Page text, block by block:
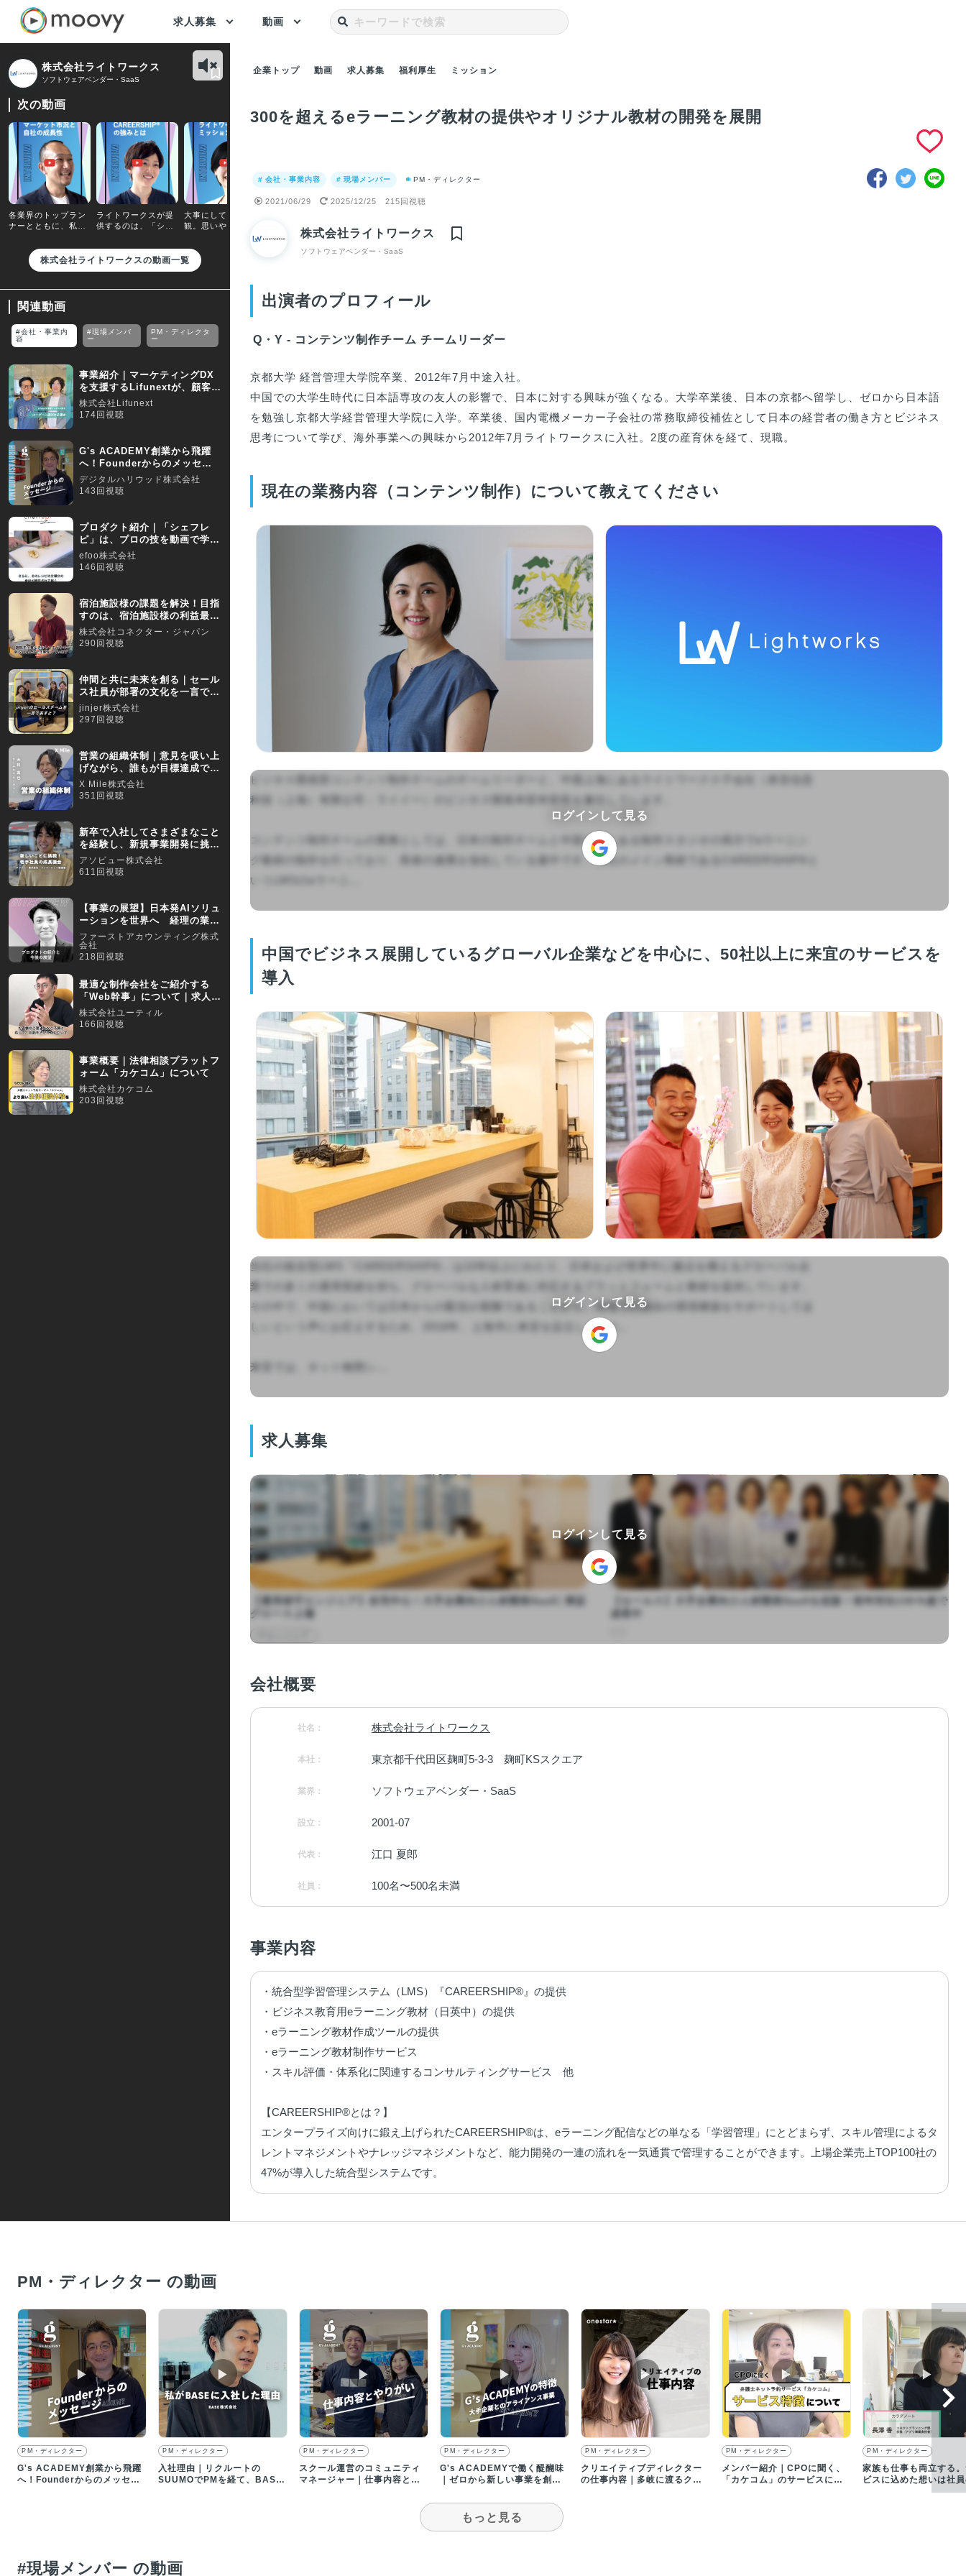
求人募集 動画
株式会社ライトワークス
ソフトウェアベンダー・SaaS
次の動画
各業界のトップラン
ナーとともに、私た
イノベーションを起
こします
ライトワークスが提
供するのは、「シス
サービス」です
大事にしている価値
観。思いやりを持っ
て接する、失敗をオ
ープンに共有する
ステム責任者が語る
「システム開発にお
けるスタンス」と
は？
は、日本を代表する
企業とのリレーショ
ン
大限活用して効果を
実感いただけるよう
株式会社ライトワークスの動画一覧
関連動画
#会社・事業内
容
#現場メンバ
ー
PM・ディレクタ
ー
事業紹介｜マーケティングDX
を支援するLifunextが、顧客か
ら選ばれる理由
株式会社Lifunext
174回視聴
G's ACADEMY創業から飛躍
へ！Founderからのメッセー
ジ！
デジタルハリウッド株式会社
143回視聴
プロダクト紹介｜「シェフレ
ピ」は、プロの技を動画で学べ
るミールキットサービス
efoo株式会社
146回視聴
宿泊施設様の課題を解決！目指
すのは、宿泊施設様の利益最大
化／【採用動画】
株式会社コネクター・ジャパン
290回視聴
仲間と共に未来を創る｜セール
ス社員が部署の文化を一言で表
す！
jinjer株式会社
297回視聴
営業の組織体制｜意見を吸い上
げながら、誰もが目標達成でき
る組織作りを目指す
X Mile株式会社
351回視聴
新卒で入社してさまざまなこと
を経験し、新規事業開発に挑
戦！
アソビュー株式会社
611回視聴
【事業の展望】日本発AIソリュ
ーションを世界へ 経理の業務
課題を解決していく
ファーストアカウンティング株式
会社
218回視聴
最適な制作会社をご紹介する
「Web幹事」について｜求人動
画インタビュー
株式会社ユーティル
166回視聴
事業概要｜法律相談プラットフ
ォーム「カケコム」について
株式会社カケコム
203回視聴
企業トップ 動画 求人募集 福利厚生 ミッション
300を超えるeラーニング教材の提供やオリジナル教材の開発を展開
# 会社・事業内容 # 現場メンバー PM・ディレクター
2021/06/29 2025/12/25 215回視聴
株式会社ライトワークス
ソフトウェアベンダー・SaaS
出演者のプロフィール
Q・Y - コンテンツ制作チーム チームリーダー
京都大学 経営管理大学院卒業、2012年7月中途入社。
中国での大学生時代に日本語専攻の友人の影響で、日本に対する興味が強くなる。大学卒業後、日本の京都へ留学し、ゼロから日本語
を勉強し京都大学経営管理大学院に入学。卒業後、国内電機メーカー子会社の常務取締役補佐として日本の経営者の働き方とビジネス
思考について学び、海外事業への興味から2012年7月ライトワークスに入社。2度の産育休を経て、現職。
現在の業務内容（コンテンツ制作）について教えてください
ビジネス開発部コンテンツ制作チームのチームリーダーと、中国上海にあるライトワークス子会社（来宜信息
科技（上海）有限公司；ライイー）のビジネス開発本部本部長を兼任しています。
コンテンツ制作チームの業務としては、日本の制作チームと中国大連にある制作スタジオの両方でeラーニン
グ教材の制作を行っており、両者の連携を強化している最中です。当社のメイン商材であるCAREERSHIP®と
いうLMSのeラーニ...
ログインして見る
中国でビジネス展開しているグローバル企業などを中心に、50社以上に来宜のサービスを
導入
当社の統合型LMS「CAREERSHIP®」は10年以上にわたり、日本および世界中に拠点を構えるグローバル企
業での多くの運用実績を持ち、グローバルな人材育成に対応するプラットフォームと教材を提供しています。
その中で、中国においては日本からの配信が困難であることから、現地での独自の環境構築をサポートしてほ
しいという声にお応えするため、2018年、上海市に来宜を設立しました。
来宜では、ネット検閲シ...
ログインして見る
求人募集
ログインして見る
【運用保守エンジニア】在宅中心！大手企業向け人材開発SaaS│東証
グロース上場
【セールス】大手企業向け人材開発SaaSを拡販！前年対比130％超で
会社概要
社名： 株式会社ライトワークス
本社： 東京都千代田区麹町5-3-3　麹町KSスクエア
業界： ソフトウェアベンダー・SaaS
設立： 2001-07
代表： 江口 夏郎
社員： 100名〜500名未満
事業内容
・統合型学習管理システム（LMS）『CAREERSHIP®』の提供
・ビジネス教育用eラーニング教材（日英中）の提供
・eラーニング教材作成ツールの提供
・eラーニング教材制作サービス
・スキル評価・体系化に関連するコンサルティングサービス　他
【CAREERSHIP®とは？】
エンタープライズ向けに鍛え上げられたCAREERSHIP®は、eラーニング配信などの単なる「学習管理」にとどまらず、スキル管理によるタ
レントマネジメントやナレッジマネジメントなど、能力開発の一連の流れを一気通貫で管理することができます。上場企業売上TOP100社の
47%が導入した統合型システムです。
PM・ディレクター の動画
▶︎
PM・ディレクター
G's ACADEMY創業から飛躍
へ！Founderからのメッセー
▶︎
PM・ディレクター
入社理由｜リクルートの
SUUMOでPMを経て、BASE
▶︎
PM・ディレクター
スクール運営のコミュニティ
マネージャー｜仕事内容とや
▶︎
PM・ディレクター
G's ACADEMYで働く醍醐味
｜ゼロから新しい事業を創る
▶︎
PM・ディレクター
クリエイティブディレクター
の仕事内容｜多岐に渡るクリ
▶︎
PM・ディレクター
メンバー紹介｜CPOに聞く、
「カケコム」のサービスにつ
▶︎
PM・ディレクター
家族も仕事も両立する
ビスに込めた想いは社
通点でもある｜採用動画
もっと見る
#現場メンバー の動画